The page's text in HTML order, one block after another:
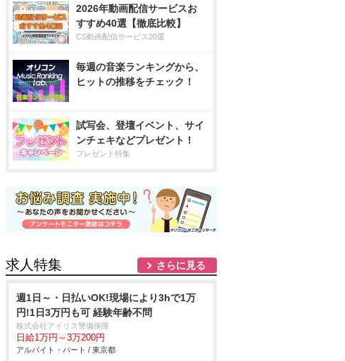
2026年動画配信サービスお
すすめ40選【徹底比較】
CS動画配信サービス20選
毎週の音楽ランキングから、
ヒットの推移をチェック！
試写会、登壇イベント、サイ
ンチェキなどプレゼント！
プレゼント特集
求人特集 さらに見る
週1日～・日払いOK!現場により3hで1万
円!1日3万円も可 経験年齢不問
株式会社アイリス警備保障
日給1万円～3万200円
アルバイト・パート / 東京都